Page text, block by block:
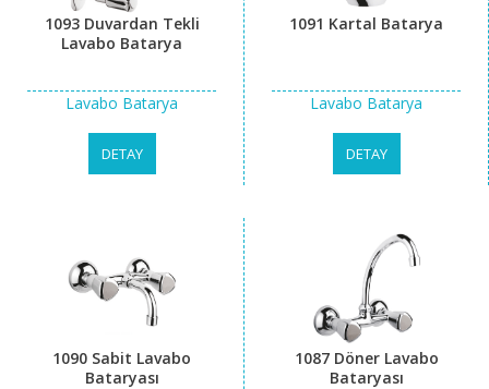
1093 Duvardan Tekli
Lavabo Batarya
Lavabo Batarya
DETAY
1091 Kartal Batarya
Lavabo Batarya
DETAY
1090 Sabit Lavabo
Bataryası
1087 Döner Lavabo
Bataryası